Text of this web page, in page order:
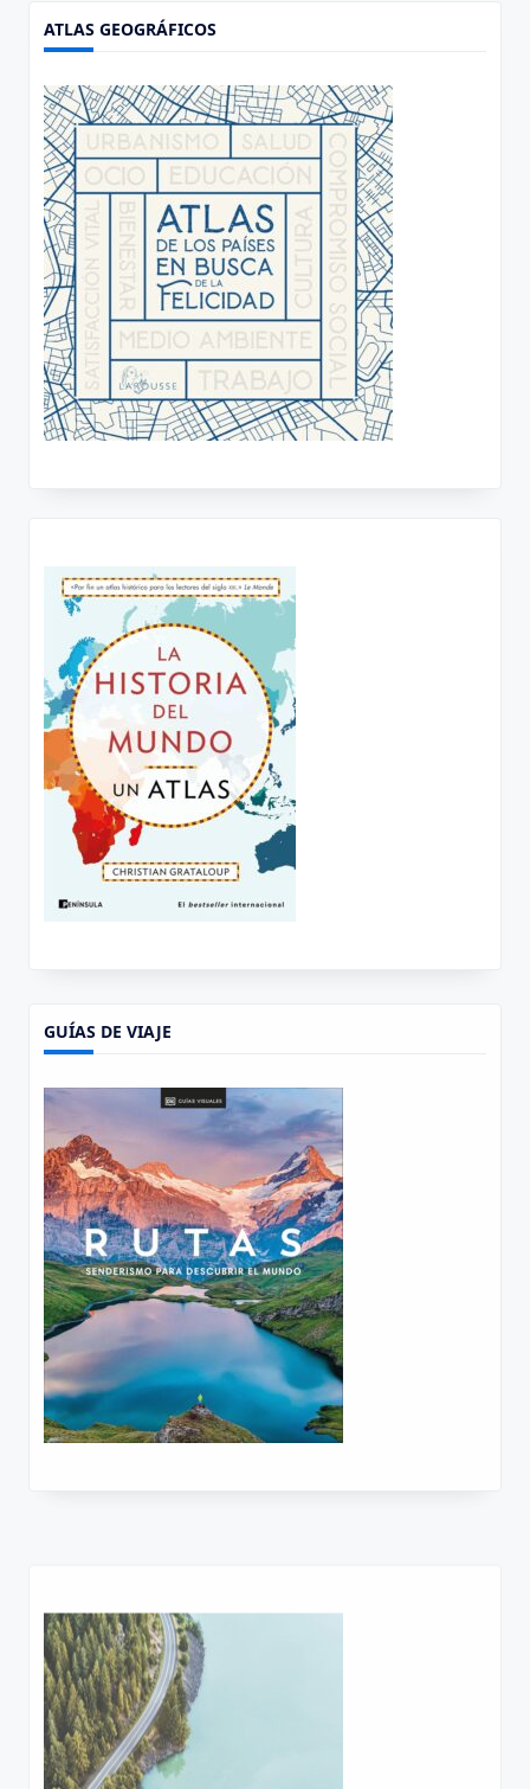
ATLAS GEOGRÁFICOS
GUÍAS DE VIAJE